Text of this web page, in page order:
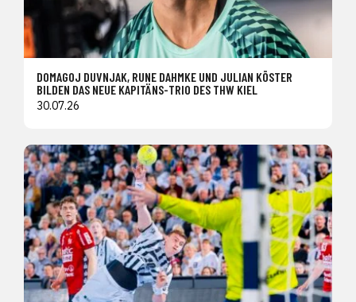
DOMAGOJ DUVNJAK, RUNE DAHMKE UND JULIAN KÖSTER
BILDEN DAS NEUE KAPITÄNS-TRIO DES THW KIEL
30.07.26